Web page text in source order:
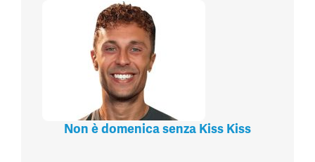
Non è domenica senza Kiss Kiss